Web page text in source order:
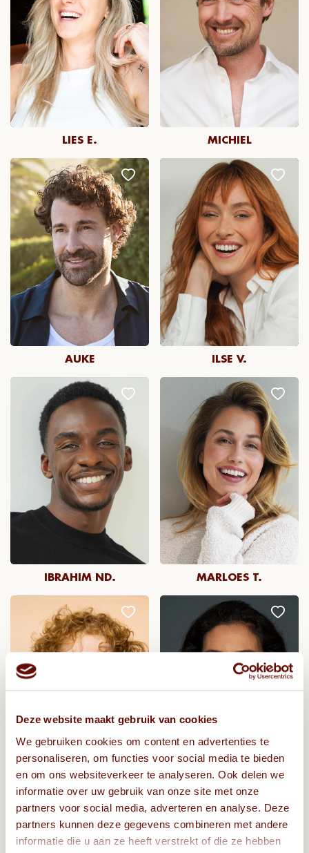
Deze website maakt gebruik van cookies
We gebruiken cookies om content en advertenties te
personaliseren, om functies voor social media te bieden
en om ons websiteverkeer te analyseren. Ook delen we
informatie over uw gebruik van onze site met onze
partners voor social media, adverteren en analyse. Deze
partners kunnen deze gegevens combineren met andere
informatie die u aan ze heeft verstrekt of die ze hebben
LIES E. MICHIEL
AUKE ILSE V.
IBRAHIM ND. MARLOES T.
KLAAS FATIMA S.